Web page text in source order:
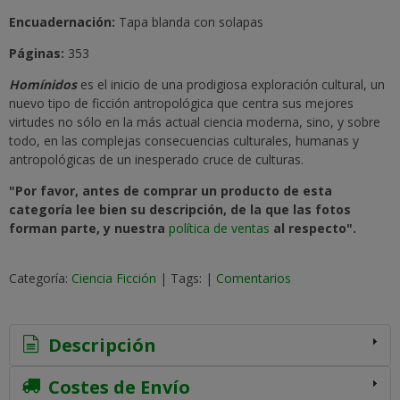
Encuadernación: Tapa blanda con solapas
Páginas: 353
Homínidoses el inicio de una prodigiosa exploración cultural, un
nuevo tipo de ficción antropológica que centra sus mejores
virtudes no sólo en la más actual ciencia moderna, sino, y sobre
todo, en las complejas consecuencias culturales, humanas y
antropológicas de un inesperado cruce de culturas.
"Por favor, antes de comprar un producto de esta
categoría lee bien su descripción, de la que las fotos
forman parte, y nuestra política de ventas al respecto".
Categoría: Ciencia Ficción | Tags: | Comentarios
Descripción
Costes de Envío